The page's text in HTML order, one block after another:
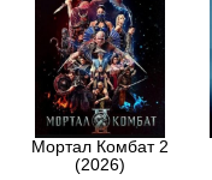
Мортал Комбат 2
(2026)